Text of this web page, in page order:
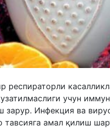
респираторли
учун
зарур. Инфекция ва
амал қилиш